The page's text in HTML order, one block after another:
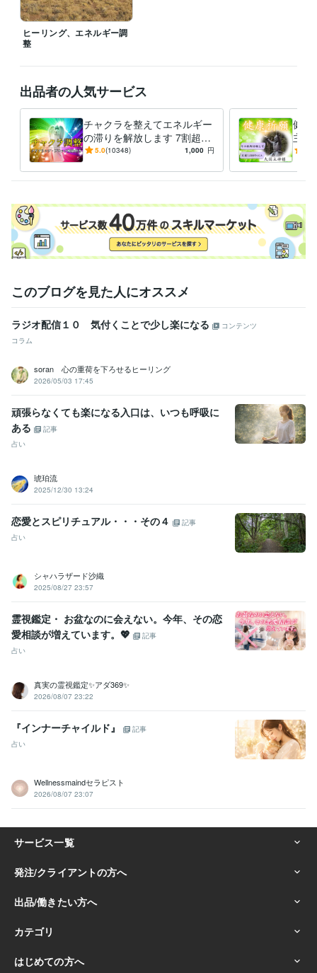
資格・検定
上級心理カウンセラー 取得年 : 2011年
メンタル心理カウンセラー
得意分野
ップご祈願
スピリチュアル 占い ヒーリング ご祈祷 チャクラ
運気アップ
天使
神様 波動整体 除霊
占い 波動整体でエネルギーの歪みを修正します
波動 波動整体 言霊 ヒーリング 歪み 病気
エネルギー
身体
体
ヒーリング、エネルギー調
整
出品者の人気サービス
チャクラを整えてエネルギー
の滞りを解放します 7割超リ
ピート！人生を変えたい人の
5.0(10348) 1,000 円
健康
主神
長寿
族に
このブログを見た人にオススメ
ラジオ配信１０ 気付くことで少し楽になる
コンテンツ
コラム
soran 心の重荷を下ろせるヒーリング
2026/05/03 17:45
頑張らなくても楽になる入口は、いつも呼吸に
ある
記事
占い
琥珀流
2025/12/30 13:24
恋愛とスピリチュアル・・・その４
記事
占い
シャハラザード沙織
2025/08/27 23:57
霊視鑑定・ お盆なのに会えない。今年、その恋
愛相談が増えています。💖
記事
占い
真実の霊視鑑定✨アダ369✨
2026/08/07 23:22
『インナーチャイルド』
記事
占い
Wellnessmaindセラピスト
2026/08/07 23:07